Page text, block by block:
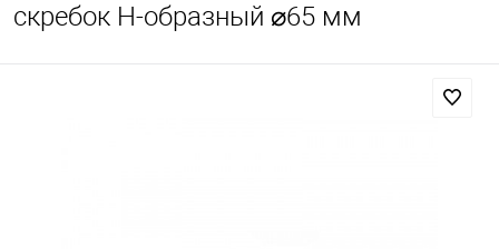
скребок Н-образный ⌀65 мм